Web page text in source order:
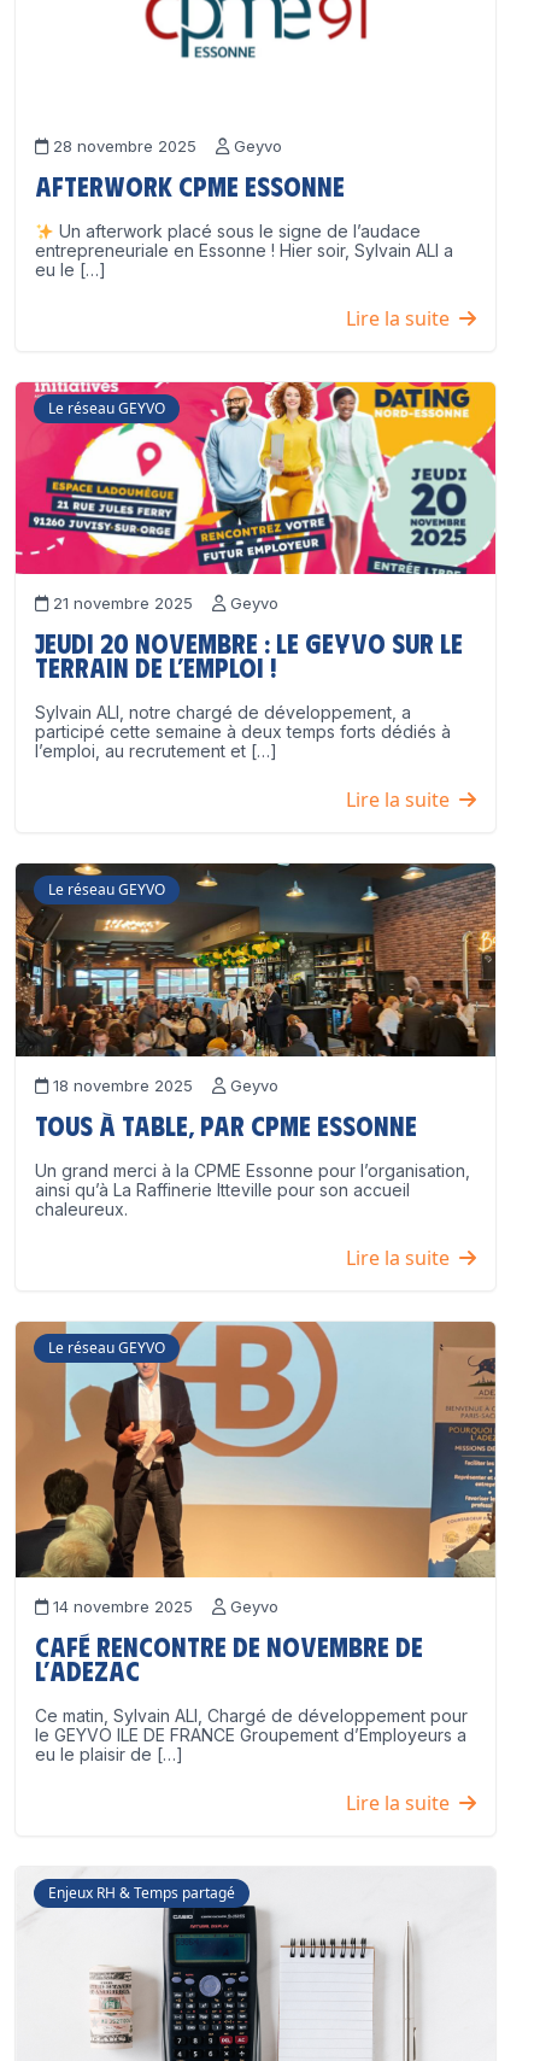
28 novembre 2025 Geyvo
Afterwork CPME Essonne
Un afterwork placé sous le signe de l’audace
entrepreneuriale en Essonne ! Hier soir, Sylvain ALI a
eu le […]
Lire la suite
Le réseau GEYVO
21 novembre 2025 Geyvo
Jeudi 20 novembre : le GEYVO sur le
terrain de l’emploi !
Sylvain ALI, notre chargé de développement, a
participé cette semaine à deux temps forts dédiés à
l’emploi, au recrutement et […]
Lire la suite
Le réseau GEYVO
18 novembre 2025 Geyvo
Tous à table, par CPME Essonne
Un grand merci à la CPME Essonne pour l’organisation,
ainsi qu’à La Raffinerie Itteville pour son accueil
chaleureux.
Lire la suite
Le réseau GEYVO
14 novembre 2025 Geyvo
Café Rencontre de Novembre de
l’ADEZAC
Ce matin, Sylvain ALI, Chargé de développement pour
le GEYVO ILE DE FRANCE Groupement d’Employeurs a
eu le plaisir de […]
Lire la suite
Enjeux RH & Temps partagé